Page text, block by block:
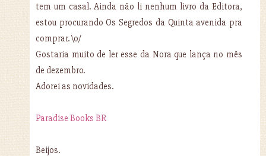
tem um casal. Ainda não li nenhum livro da Editora,
estou procurando Os Segredos da Quinta avenida pra
comprar. \o/
Gostaria muito de ler esse da Nora que lança no mês
de dezembro.
Adorei as novidades.
Paradise Books BR
Beijos.